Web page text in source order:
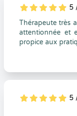
5
1
5
0 5
Thérapeute très
attentionnée et
propice aux
5
1
5
0 5